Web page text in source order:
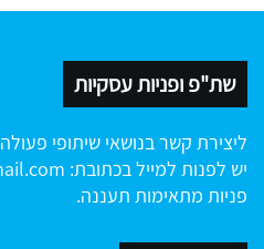
שת"פ ופניות עסקיות
ליצירת קשר בנושאי שיתופי
יש לפנות למייל בכתובת:
פניות מתאימות תעננה.